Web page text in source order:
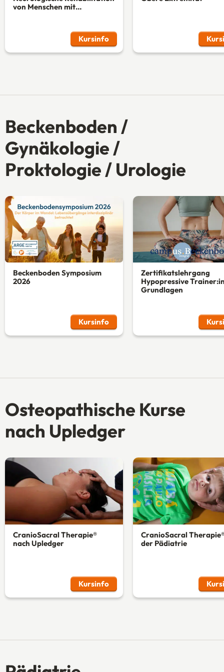
von Menschen mit
Kursinfo
Beckenboden /
Gynäkologie /
Proktologie / Urologie
Beckenboden Symposium
2026
Kursinfo
Zertifikatslehrgang
Hypopressive
Grundlagen
Osteopathische Kurse
nach Upledger
CranioSacral Therapie®
nach Upledger
Kursinfo
CranioSacral
der Pädiatrie